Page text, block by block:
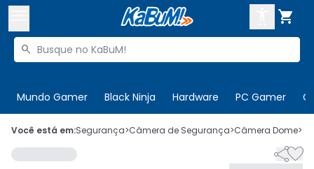

Buscar produtos

Mundo Gamer Black Ninja Hardware PC Gamer
 Olá. Acesse sua conta
 Departamentos
Você está em:Segurança>Câmera de Segurança>Câmera Dome>
